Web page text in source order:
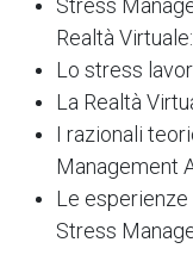
Stress
Realtà
Lo stress
La Realtà
I razionali
Management
Le
Stress